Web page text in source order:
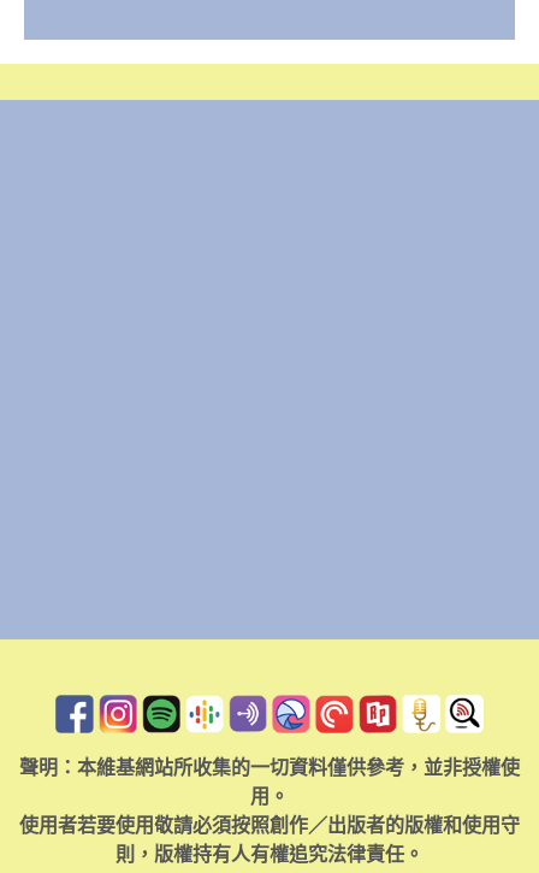
聲明：本維基網站所收集的一切資料僅供參考，並非授權使
用。
使用者若要使用敬請必須按照創作／出版者的版權和使用守
則，版權持有人有權追究法律責任。